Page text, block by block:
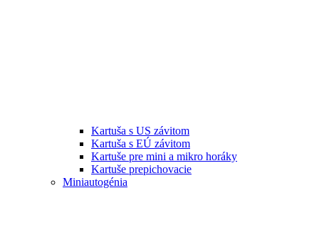
Kartuša s US závitom
Kartuša s EÚ závitom
Kartuše pre mini a mikro horáky
Kartuše prepichovacie
Miniautogénia